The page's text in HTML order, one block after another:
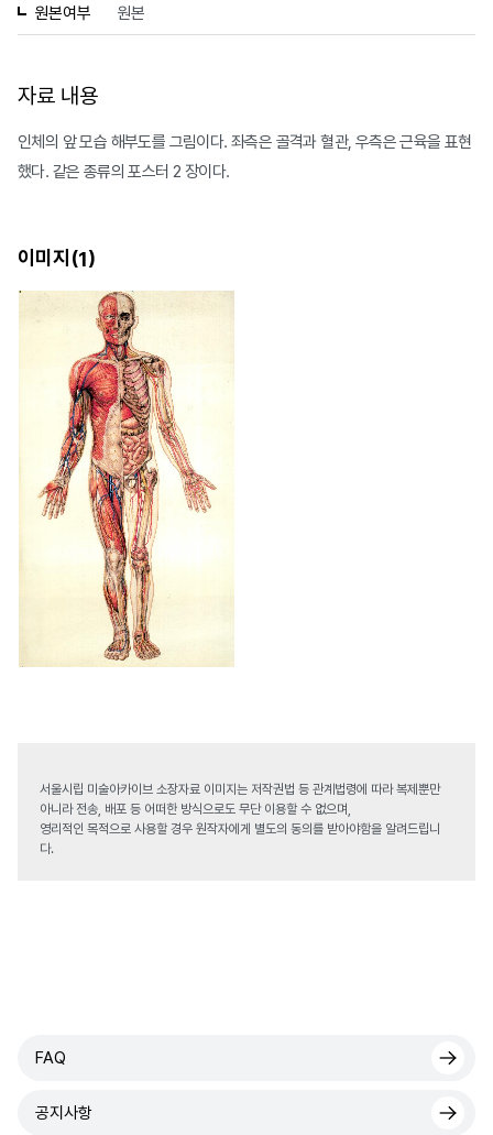
원본여부 원본
자료 내용
인체의 앞 모습 해부도를 그림이다. 좌측은 골격과 혈관, 우측은 근육을 표현
했다. 같은 종류의 포스터 2 장이다.
이미지(1)
서울시립 미술아카이브 소장자료 이미지는 저작권법 등 관계법령에 따라 복제뿐만
아니라 전송, 배포 등 어떠한 방식으로도 무단 이용할 수 없으며,
영리적인 목적으로 사용할 경우 원작자에게 별도의 동의를 받아야함을 알려드립니
다.
FAQ
공지사항